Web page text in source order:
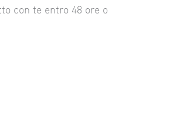
con te entro 48 ore o